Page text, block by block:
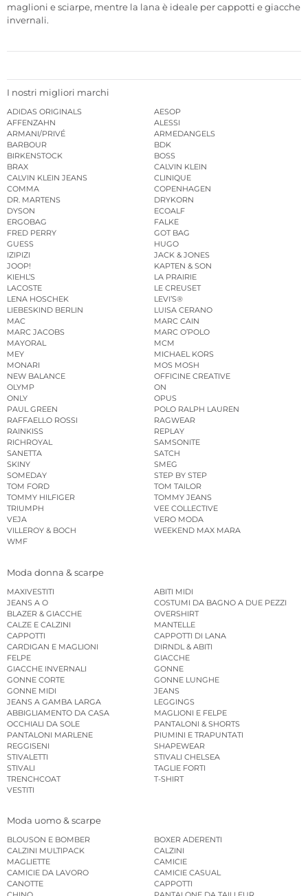
maglioni e sciarpe, mentre la lana è ideale per cappotti e giacche
invernali.
I nostri migliori marchi
ADIDAS ORIGINALS
AESOP
AFFENZAHN
ALESSI
ARMANI/PRIVÉ
ARMEDANGELS
BARBOUR
BDK
BIRKENSTOCK
BOSS
BRAX
CALVIN KLEIN
CALVIN KLEIN JEANS
CLINIQUE
COMMA
COPENHAGEN
DR. MARTENS
DRYKORN
DYSON
ECOALF
ERGOBAG
FALKE
FRED PERRY
GOT BAG
GUESS
HUGO
IZIPIZI
JACK & JONES
JOOP!
KAPTEN & SON
KIEHL’S
LA PRAIRIE
LACOSTE
LE CREUSET
LENA HOSCHEK
LEVI’S®
LIEBESKIND BERLIN
LUISA CERANO
MAC
MARC CAIN
MARC JACOBS
MARC O’POLO
MAYORAL
MCM
MEY
MICHAEL KORS
MONARI
MOS MOSH
NEW BALANCE
OFFICINE CREATIVE
OLYMP
ON
ONLY
OPUS
PAUL GREEN
POLO RALPH LAUREN
RAFFAELLO ROSSI
RAGWEAR
RAINKISS
REPLAY
RICHROYAL
SAMSONITE
SANETTA
SATCH
SKINY
SMEG
SOMEDAY
STEP BY STEP
TOM FORD
TOM TAILOR
TOMMY HILFIGER
TOMMY JEANS
TRIUMPH
VEE COLLECTIVE
VEJA
VERO MODA
VILLEROY & BOCH
WEEKEND MAX MARA
WMF
Moda donna & scarpe
MAXIVESTITI
ABITI MIDI
JEANS A O
COSTUMI DA BAGNO A DUE PEZZI
BLAZER & GIACCHE
OVERSHIRT
CALZE E CALZINI
MANTELLE
CAPPOTTI
CAPPOTTI DI LANA
CARDIGAN E MAGLIONI
DIRNDL & ABITI
FELPE
GIACCHE
GIACCHE INVERNALI
GONNE
GONNE CORTE
GONNE LUNGHE
GONNE MIDI
JEANS
JEANS A GAMBA LARGA
LEGGINGS
ABBIGLIAMENTO DA CASA
MAGLIONI E FELPE
OCCHIALI DA SOLE
PANTALONI & SHORTS
PANTALONI MARLENE
PIUMINI E TRAPUNTATI
REGGISENI
SHAPEWEAR
STIVALETTI
STIVALI CHELSEA
STIVALI
TAGLIE FORTI
TRENCHCOAT
T-SHIRT
VESTITI
Moda uomo & scarpe
BLOUSON E BOMBER
BOXER ADERENTI
CALZINI MULTIPACK
CALZINI
MAGLIETTE
CAMICIE
CAMICIE DA LAVORO
CAMICIE CASUAL
CANOTTE
CAPPOTTI